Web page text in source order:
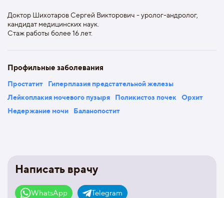
Написать врачу
WhatsApp Telegram
Доктор Шихотаров Сергей Викторович - уролог-андролог,
кандидат медицинских наук.
Стаж работы более 16 лет.
Профильные заболевания
Простатит
Гиперплазия предстательной железы
Лейкоплакия мочевого пузыря
Поликистоз почек
Орхит
Недержание мочи
Баланопостит